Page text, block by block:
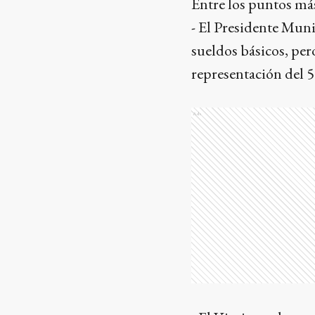
- El Presidente
sueldos básicos,
representación del
Ads